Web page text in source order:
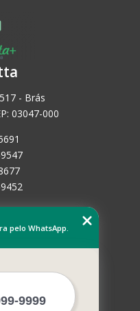
- Brás
03047-000
pelo WhatsApp.